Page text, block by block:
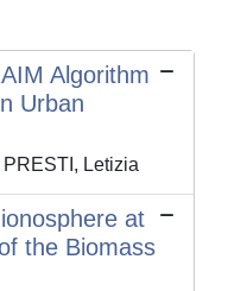
Algorithm
Urban
Letizia
at
the Biomass